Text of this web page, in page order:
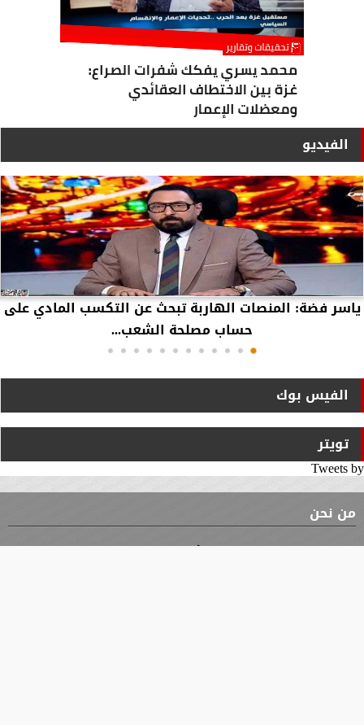
الفيديو
ياسر فضة: المنصات الهاربة تبحث عن التكسب المادي على
حساب مصلحة الشعب...
الفيس بوك
تويتر
Tweets by
من نحن